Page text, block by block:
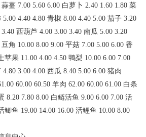
薹 7.00 5.60 6.00 白萝卜 2.40 1.60 1.80 菜
4.40 4.80 青椒 8.00 4.40 5.00 茄子 3.20
西葫芦 4.00 3.00 3.40 南瓜 5.00 3.20
角 10.00 8.00 9.00 平菇 7.00 5.00 6.00 香
苹果 11.00 4.00 4.50 鸭梨 10.00 6.00 7.00
3.00 4.00 西瓜 8.40 5.00 6.00 猪肉
60.00 60.50 羊肉 62.00 60.00 61.00 白条
8.20 7.80 8.00 白鲢活鱼 9.00 6.00 7.00 活
鲫鱼 19.00 14.00 16.00 活鲤鱼 10.00 8.00